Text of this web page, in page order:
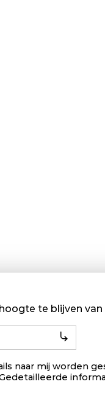
te blijven van
naar mij worden